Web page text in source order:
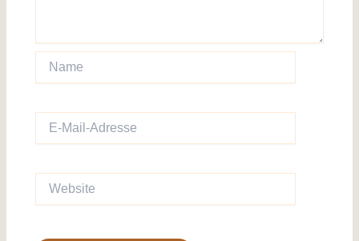
Name
Mail-